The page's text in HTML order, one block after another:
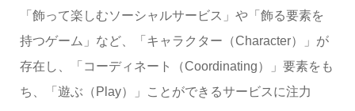
「飾って楽しむソーシャルサービス」や「飾る要素を
持つゲーム」など、「キャラクター（Character）」が
存在し、「コーディネート（Coordinating）」要素をも
ち、「遊ぶ（Play）」ことができるサービスに注力